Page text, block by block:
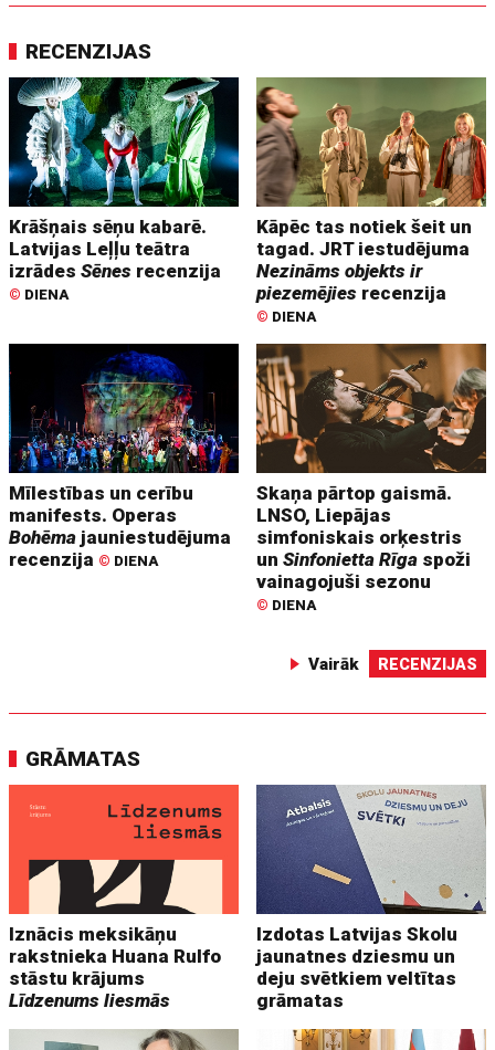
RECENZIJAS
Krāšņais sēņu kabarē.
Latvijas Leļļu teātra
izrādesSēnes recenzija
© DIENA
Kāpēc tas notiek šeit un
tagad. JRT iestudējuma
Nezināms objekts ir
piezemējies recenzija
© DIENA
Mīlestības un cerību
manifests. Operas
Bohēma jauniestudējuma
recenzija © DIENA
Skaņa pārtop gaismā.
LNSO, Liepājas
simfoniskais orķestris
unSinfonietta Rīga spoži
vainagojuši sezonu
© DIENA
Vairāk RECENZIJAS
GRĀMATAS
Iznācis meksikāņu
rakstnieka Huana Rulfo
stāstu krājums
Līdzenums liesmās
Izdotas Latvijas Skolu
jaunatnes dziesmu un
deju svētkiem veltītas
grāmatas